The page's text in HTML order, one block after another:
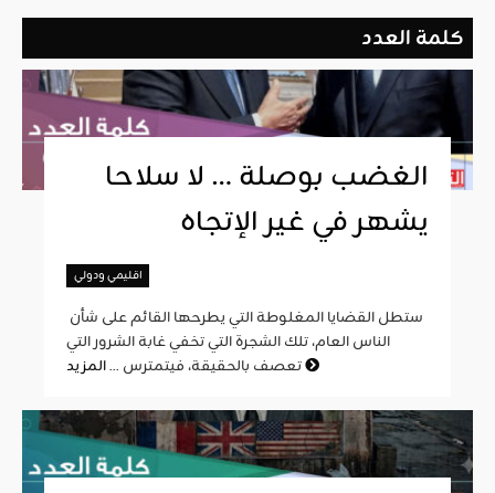
كلمة العدد
الغضب بوصلة … لا سلاحا
يشهر في غير الإتجاه
اقليمي ودولي
الناس العام، تلك الشجرة التي تخفي غابة الشرور التي
تعصف بالحقيقة، فيتمترس ...